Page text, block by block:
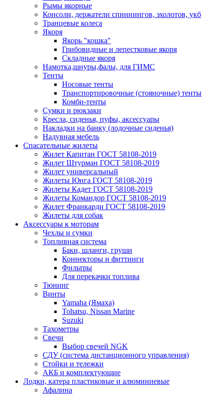
Рымы якорные
Консоли, держатели спиннингов, эхолотов, укб
Транцевые колеса
Якоря
Якорь "кошка"
Грибовидные и лепестковые якоря
Складные якоря
Намотка,шнуры,фалы, для ГИМС
Тенты
Носовые тенты
Транспортировочные (стояночные) тенты
Комби-тенты
Сумки и рюкзаки
Кресла, сиденья, пуфы, аксессуары
Накладки на банку (лодочные сиденья)
Надувная мебель
Спасательные жилеты
Жилет Капитан ГОСТ 58108-2019
Жилет Штурман ГОСТ 58108-2019
Жилет универсальный
Жилеты Юнга ГОСТ 58108-2019
Жилеты Кадет ГОСТ 58108-2019
Жилеты Командор ГОСТ 58108-2019
Жилет Франкарди ГОСТ 58108-2019
Жилеты для собак
Аксессуары к моторам
Чехлы и сумки
Топливная система
Баки, шланги, груши
Коннекторы и фиттинги
Фильтры
Для перекачки топлива
Тюнинг
Винты
Yamaha (Ямаха)
Tohatsu, Nissan Marine
Suzuki
Тахометры
Свечи
Выбор свечей NGK
СДУ (система дистанционного управления)
Стойки и тележки
АКБ и комплектующие
Лодки, катера пластиковые и алюминиевые
Афалина